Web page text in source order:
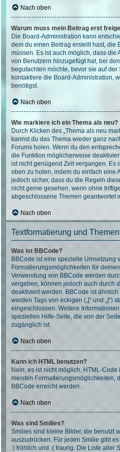
Nach oben
Warum muss mein Beitrag erst
Die Board-Administration kann
dem du einen Beitrag erstellt hast, die
müssen. Es ist auch möglich, dass die
von Benutzern hinzugefügt hat, bei
begutachten möchte, bevor sie auf der
kontaktiere die Board-Administration,
benötigst.
Nach oben
Wie markiere ich ein Thema als neu?
Durch Klicken des „Thema als neu
kannst du das Thema wieder ganz
Forums holen. Wenn du den
die Funktion möglicherweise
ist nicht genügend Zeit vergangen. Es
oben zu holen, indem du einfach eine
jedoch sicher, dass du die Regeln
nicht gerne gesehen, wenn ohne
abgeschlossene Themen geantwortet
Nach oben
Textformatierung und
Was ist BBCode?
BBCode ist eine spezielle Umsetzung
Formatierungsmöglichkeiten für
Verwendung von BBCode werden
vergeben, können jedoch auch durch
deaktiviert werden. BBCode ist
werden Tags von eckigen („[“ und „]“)
eingeschlossen. Weitere
speziellen Hilfe-Seite, die von der
zugänglich ist.
Nach oben
Kann ich HTML benutzen?
Nein, es ist nicht möglich, HTML-
meisten Formatierungsmöglichkeiten,
BBCode erreicht werden.
Nach oben
Was sind Smilies?
Smilies sind kleine Bilder, die benutzt
auszudrücken. Für jeden Smilie gibt
:) fröhlich und :( traurig. Die Liste aller